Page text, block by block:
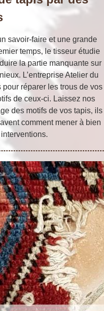
savoir-faire et une grande
temps, le tisseur étudie
la partie manquante sur
L’entreprise Atelier du
réparer les trous de vos
de ceux-ci. Laissez nos
des motifs de vos tapis, ils
comment mener à bien